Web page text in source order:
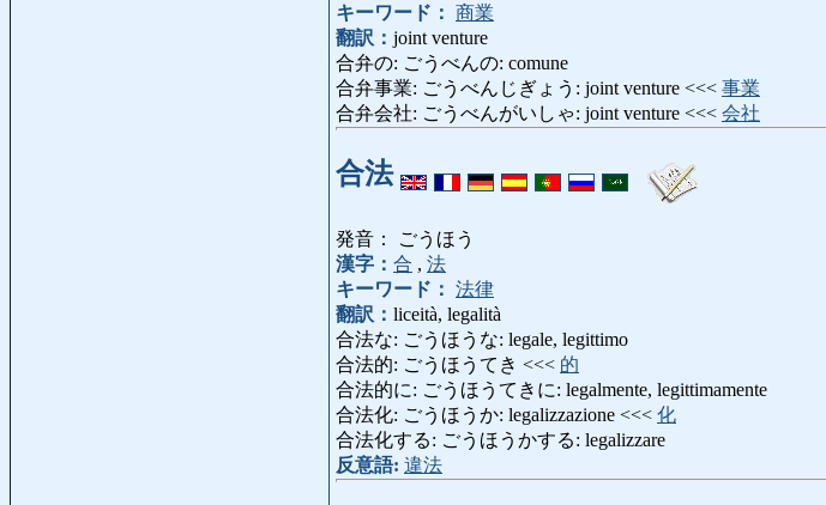
キーワード： 商業
翻訳： joint venture
合弁の: ごうべんの: comune
合弁事業: ごうべんじぎょう: joint venture <<< 事業
合弁会社: ごうべんがいしゃ: joint venture <<< 会社
合法
発音： ごうほう
漢字： 合 , 法
キーワード： 法律
翻訳： liceità, legalità
合法な: ごうほうな: legale, legittimo
合法的: ごうほうてき <<< 的
合法的に: ごうほうてきに: legalmente, legittimamente
合法化: ごうほうか: legalizzazione <<< 化
合法化する: ごうほうかする: legalizzare
反意語: 違法